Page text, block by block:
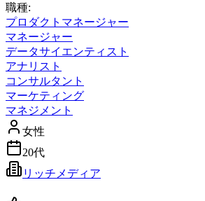
職種:
プロダクトマネージャー
マネージャー
データサイエンティスト
アナリスト
コンサルタント
マーケティング
マネジメント
女性
20代
リッチメディア